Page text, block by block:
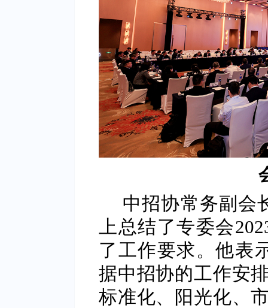
中招协常务副会
上总结了专委会
了工作要求。他表
据中招协的工作安
标准化、阳光化、